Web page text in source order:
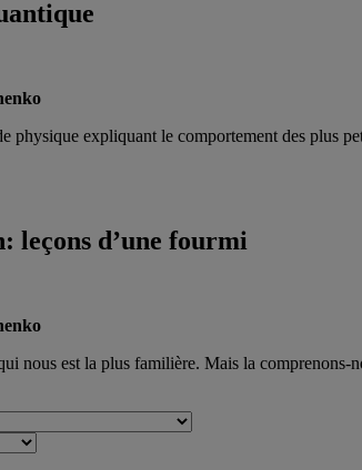
physique expliquant le comportement des plus
leçons d’une fourmi
nous est la plus familière. Mais la